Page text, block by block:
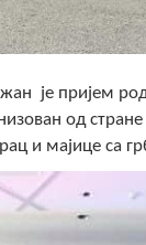
је пријем
од
и мајице са